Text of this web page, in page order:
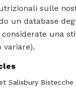
sulle
un database
considerate una
variare).
Salisbury Bistecche